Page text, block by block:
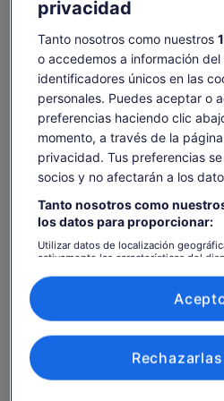
aventura al aire libre
Experimenta la emoción de
árboles que alcanzan hasta
Ver más
Comprobar
Fechas
dom, 9 ago - dom, 23
Número de personas
1 adulto
lun., 10 ago.
El
42 €
Es posible que el
traducido
privacidad
Tanto nosotros como nuestros
o accedemos a información
identificadores únicos en las
personales. Puedes aceptar o
preferencias haciendo clic
momento, a través de la
privacidad. Tus preferencias
socios y no afectarán a los
Tanto nosotros como
los datos para proporcionar:
Utilizar datos de localización
activamente las características del
acceder a ella. Publicidad y
publicidad y contenido, investigación
Lista de asociados (proveedores)